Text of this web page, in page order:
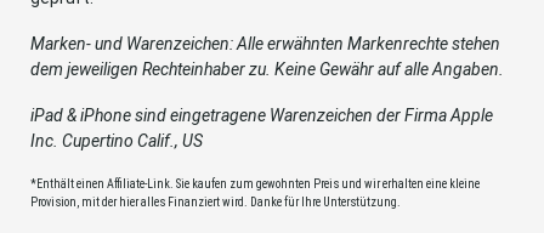
Marken- und Warenzeichen: Alle erwähnten Markenrechte stehen
dem jeweiligen Rechteinhaber zu. Keine Gewähr auf alle Angaben.
iPad & iPhone sind eingetragene Warenzeichen der Firma Apple
Inc. Cupertino Calif., US
*Enthält einen Affiliate-Link. Sie kaufen zum gewohnten Preis und wir erhalten eine kleine
Provision, mit der hier alles Finanziert wird. Danke für Ihre Unterstützung.